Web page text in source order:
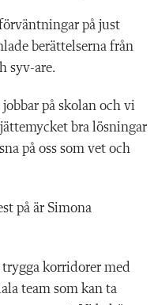
på just
berättelserna från
syv-are.
på skolan och vi
bra lösningar
på oss som vet och
på är Simona
trygga korridorer med
team som kan ta